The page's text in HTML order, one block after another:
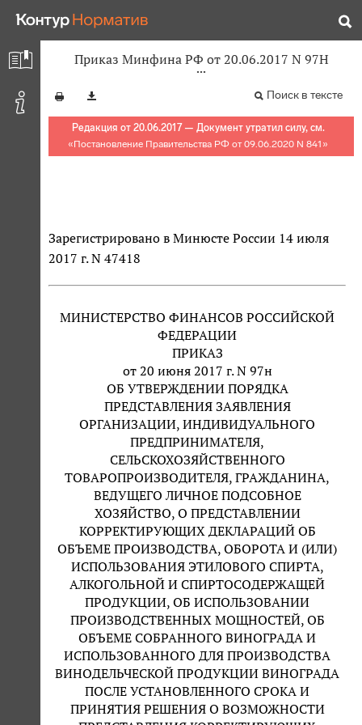
Приказ Минфина РФ от 20.06.2017 N 97Н
Поиск в тексте
Редакция от 20.06.2017 — Документ утратил силу, см.
«Постановление Правительства РФ от 09.06.2020 N 841 »
Зарегистрировано в Минюсте России 14 июля
2017 г. N 47418
МИНИСТЕРСТВО ФИНАНСОВ РОССИЙСКОЙ
ФЕДЕРАЦИИ
ПРИКАЗ
от 20 июня 2017 г. N 97н
ОБ УТВЕРЖДЕНИИ ПОРЯДКА
ПРЕДСТАВЛЕНИЯ ЗАЯВЛЕНИЯ
ОРГАНИЗАЦИИ, ИНДИВИДУАЛЬНОГО
ПРЕДПРИНИМАТЕЛЯ,
СЕЛЬСКОХОЗЯЙСТВЕННОГО
ТОВАРОПРОИЗВОДИТЕЛЯ, ГРАЖДАНИНА,
ВЕДУЩЕГО ЛИЧНОЕ ПОДСОБНОЕ
ХОЗЯЙСТВО, О ПРЕДСТАВЛЕНИИ
КОРРЕКТИРУЮЩИХ ДЕКЛАРАЦИЙ ОБ
ОБЪЕМЕ ПРОИЗВОДСТВА, ОБОРОТА И (ИЛИ)
ИСПОЛЬЗОВАНИЯ ЭТИЛОВОГО СПИРТА,
АЛКОГОЛЬНОЙ И СПИРТОСОДЕРЖАЩЕЙ
ПРОДУКЦИИ, ОБ ИСПОЛЬЗОВАНИИ
ПРОИЗВОДСТВЕННЫХ МОЩНОСТЕЙ, ОБ
ОБЪЕМЕ СОБРАННОГО ВИНОГРАДА И
ИСПОЛЬЗОВАННОГО ДЛЯ ПРОИЗВОДСТВА
ВИНОДЕЛЬЧЕСКОЙ ПРОДУКЦИИ ВИНОГРАДА
ПОСЛЕ УСТАНОВЛЕННОГО СРОКА И
ПРИНЯТИЯ РЕШЕНИЯ О ВОЗМОЖНОСТИ